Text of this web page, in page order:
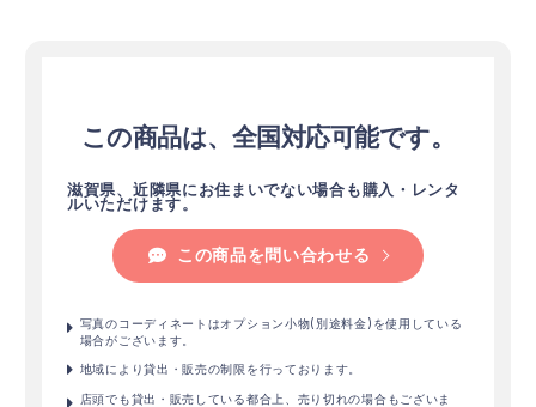
この商品は、全国対応可能です。
滋賀県、近隣県にお住まいでない場合も購入・レンタ
ルいただけます。
この商品を問い合わせる
写真のコーディネートはオプション小物(別途料金)を使用している
場合がございます。
地域により貸出・販売の制限を行っております。
店頭でも貸出・販売している都合上、売り切れの場合もございま